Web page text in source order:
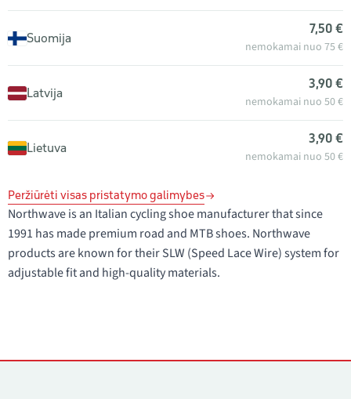
Suomija
7,50 €
nemokamai nuo 75 €
Latvija
3,90 €
nemokamai nuo 50 €
Lietuva
3,90 €
nemokamai nuo 50 €
Peržiūrėti visas pristatymo galimybes
Northwave is an Italian cycling shoe manufacturer that since
1991 has made premium road and MTB shoes. Northwave
products are known for their SLW (Speed Lace Wire) system for
adjustable fit and high-quality materials.